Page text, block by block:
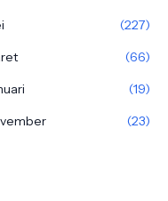
(227)
(66)
(19)
(23)